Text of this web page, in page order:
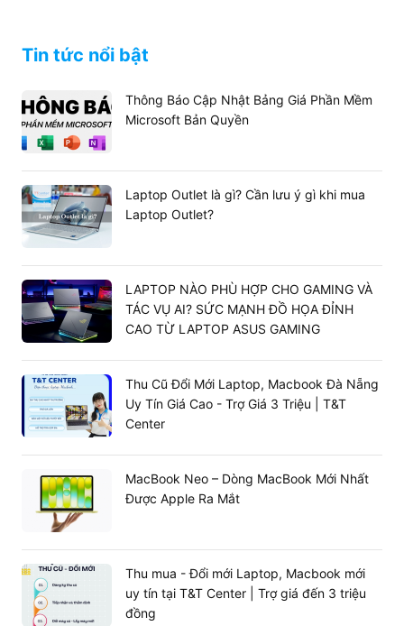
Tin tức nổi bật
Thông Báo Cập Nhật Bảng Giá Phần Mềm
Microsoft Bản Quyền
Laptop Outlet là gì? Cần lưu ý gì khi mua
Laptop Outlet?
LAPTOP NÀO PHÙ HỢP CHO GAMING VÀ
TÁC VỤ AI? SỨC MẠNH ĐỒ HỌA ĐỈNH
CAO TỪ LAPTOP ASUS GAMING
Thu Cũ Đổi Mới Laptop, Macbook Đà Nẵng
Uy Tín Giá Cao - Trợ Giá 3 Triệu | T&T
Center
MacBook Neo – Dòng MacBook Mới Nhất
Được Apple Ra Mắt
Thu mua - Đổi mới Laptop, Macbook mới
uy tín tại T&T Center | Trợ giá đến 3 triệu
đồng